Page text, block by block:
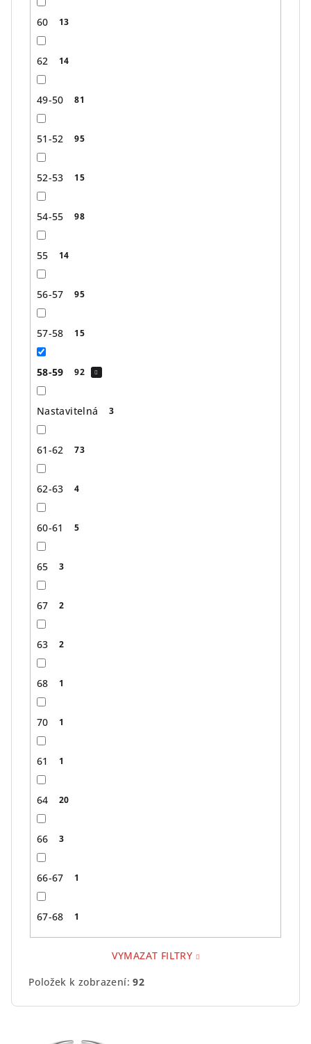
60 13
62 14
49-50 81
51-52 95
52-53 15
54-55 98
55 14
56-57 95
57-58 15
58-59 92
Nastavitelná 3
61-62 73
62-63 4
60-61 5
65 3
67 2
63 2
68 1
70 1
61 1
64 20
66 3
66-67 1
67-68 1
VYMAZAT FILTRY
Položek k zobrazení:92